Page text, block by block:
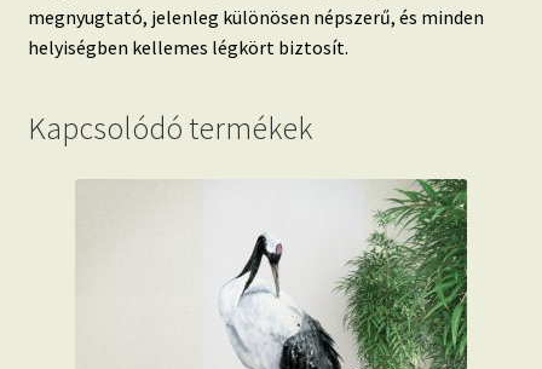
megnyugtató, jelenleg különösen népszerű, és minden
helyiségben kellemes légkört biztosít.
Kapcsolódó termékek